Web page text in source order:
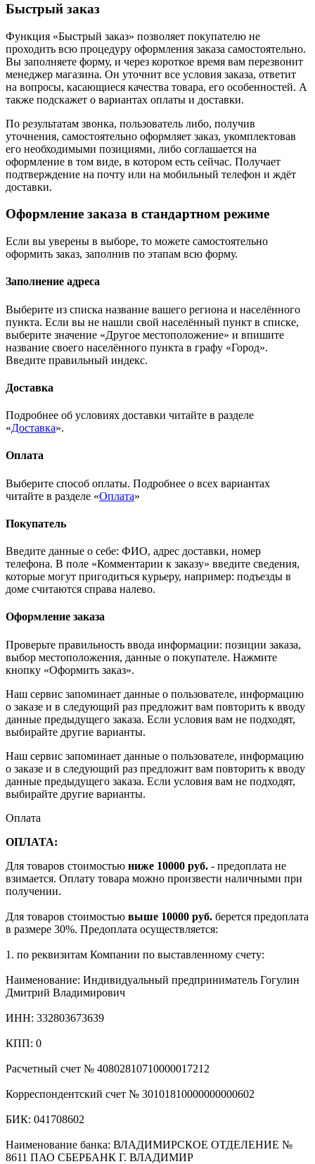
Быстрый заказ
Функция «Быстрый заказ» позволяет покупателю не
проходить всю процедуру оформления заказа самостоятельно.
Вы заполняете форму, и через короткое время вам перезвонит
менеджер магазина. Он уточнит все условия заказа, ответит
на вопросы, касающиеся качества товара, его особенностей. А
также подскажет о вариантах оплаты и доставки.
По результатам звонка, пользователь либо, получив
уточнения, самостоятельно оформляет заказ, укомплектовав
его необходимыми позициями, либо соглашается на
оформление в том виде, в котором есть сейчас. Получает
подтверждение на почту или на мобильный телефон и ждёт
доставки.
Оформление заказа в стандартном режиме
Если вы уверены в выборе, то можете самостоятельно
оформить заказ, заполнив по этапам всю форму.
Заполнение адреса
Выберите из списка название вашего региона и населённого
пункта. Если вы не нашли свой населённый пункт в списке,
выберите значение «Другое местоположение» и впишите
название своего населённого пункта в графу «Город».
Введите правильный индекс.
Доставка
Подробнее об условиях доставки читайте в разделе
«Доставка».
Оплата
Выберите способ оплаты. Подробнее о всех вариантах
читайте в разделе «Оплата»
Покупатель
Введите данные о себе: ФИО, адрес доставки, номер
телефона. В поле «Комментарии к заказу» введите сведения,
которые могут пригодиться курьеру, например: подъезды в
доме считаются справа налево.
Оформление заказа
Проверьте правильность ввода информации: позиции заказа,
выбор местоположения, данные о покупателе. Нажмите
кнопку «Оформить заказ».
Наш сервис запоминает данные о пользователе, информацию
о заказе и в следующий раз предложит вам повторить к вводу
данные предыдущего заказа. Если условия вам не подходят,
выбирайте другие варианты.
Наш сервис запоминает данные о пользователе, информацию
о заказе и в следующий раз предложит вам повторить к вводу
данные предыдущего заказа. Если условия вам не подходят,
выбирайте другие варианты.
Оплата
ОПЛАТА:
Для товаров стоимостью ниже 10000 руб. - предоплата не
взимается. Оплату товара можно произвести наличными при
получении.
Для товаров стоимостью выше 10000 руб. берется предоплата
в размере 30%. Предоплата осуществляется:
1. по реквизитам Компании по выставленному счету:
Наименование: Индивидуальный предприниматель Гогулин
Дмитрий Владимирович
ИНН: 332803673639
КПП: 0
Расчетный счет № 40802810710000017212
Корреспондентский счет № 30101810000000000602
БИК: 041708602
Наименование банка: ВЛАДИМИРСКОЕ ОТДЕЛЕНИЕ №
8611 ПАО СБЕРБАНК Г. ВЛАДИМИР